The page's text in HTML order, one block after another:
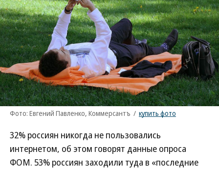
Фото: Евгений Павленко, Коммерсантъ / купить фото
32% россиян никогда не пользовались
интернетом, об этом говорят данные опроса
ФОМ. 53% россиян заходили туда в «последние